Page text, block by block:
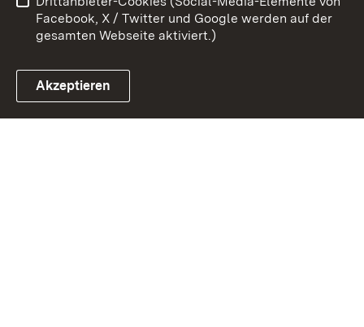
Link zum Landesportal
Impressum
Cookies
Facebook, X / Twitter und Google werden auf der
gesamten Webseite aktiviert.)
Akzeptieren